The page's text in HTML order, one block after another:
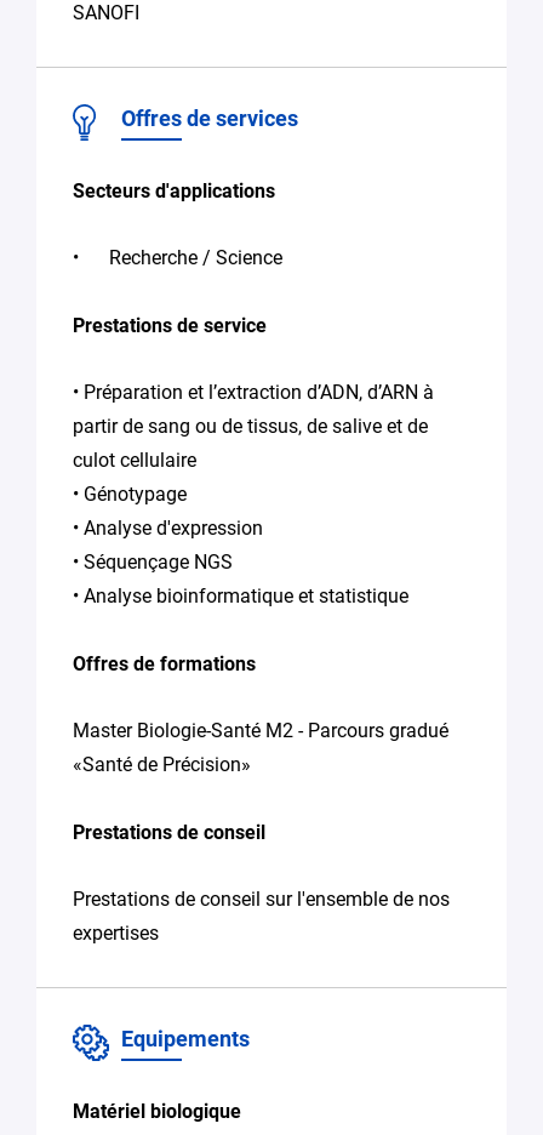
SANOFI
Offres de services
Secteurs d'applications
Recherche / Science
Prestations de service
• Préparation et l’extraction d’ADN, d’ARN à
partir de sang ou de tissus, de salive et de
culot cellulaire
• Génotypage
• Analyse d'expression
• Séquençage NGS
• Analyse bioinformatique et statistique
Offres de formations
Master Biologie-Santé M2 - Parcours gradué
«Santé de Précision»
Prestations de conseil
Prestations de conseil sur l'ensemble de nos
expertises
Equipements
Matériel biologique